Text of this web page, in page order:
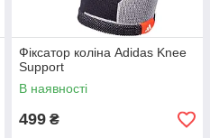
Фіксатор коліна Adidas Knee
Support
В наявності
499 ₴